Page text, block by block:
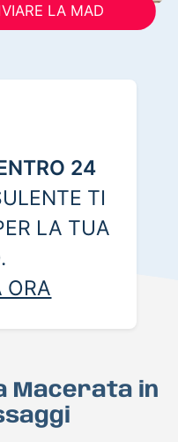
LA MAD
24
TI
LA TUA
ORA
Macerata in